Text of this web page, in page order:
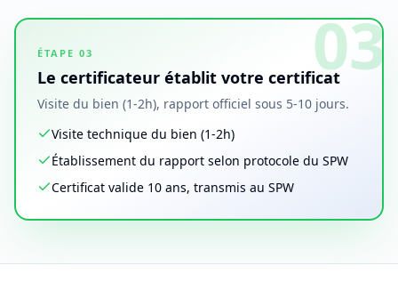
03
ÉTAPE 03
Le certificateur établit votre certificat
Visite du bien (1-2h), rapport officiel sous 5-10 jours.
Visite technique du bien (1-2h)
Établissement du rapport selon protocole du SPW
Certificat valide 10 ans, transmis au SPW